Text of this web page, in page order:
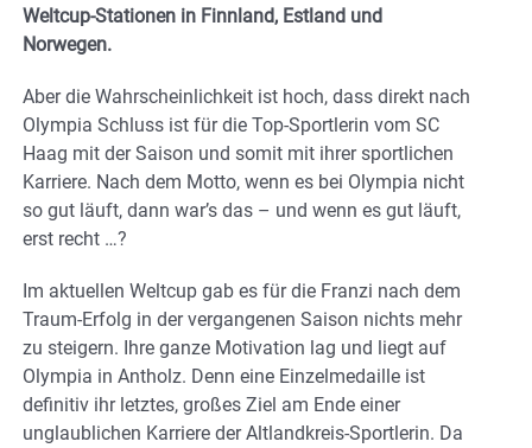
Weltcup-Stationen in Finnland, Estland und
Norwegen.
Aber die Wahrscheinlichkeit ist hoch, dass direkt nach
Olympia Schluss ist für die Top-Sportlerin vom SC
Haag mit der Saison und somit mit ihrer sportlichen
Karriere. Nach dem Motto, wenn es bei Olympia nicht
so gut läuft, dann war’s das – und wenn es gut läuft,
erst recht …?
Im aktuellen Weltcup gab es für die Franzi nach dem
Traum-Erfolg in der vergangenen Saison nichts mehr
zu steigern. Ihre ganze Motivation lag und liegt auf
Olympia in Antholz. Denn eine Einzelmedaille ist
definitiv ihr letztes, großes Ziel am Ende einer
unglaublichen Karriere der Altlandkreis-Sportlerin. Da